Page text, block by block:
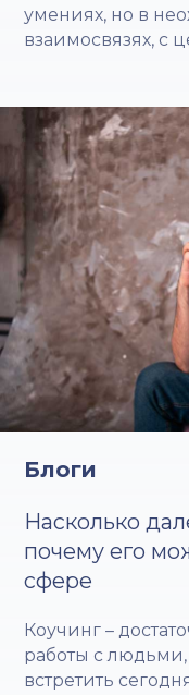
умениях, но в
взаимосвязях, с
Блоги
Насколько
почему его
сфере
Коучинг –
работы с
встретить